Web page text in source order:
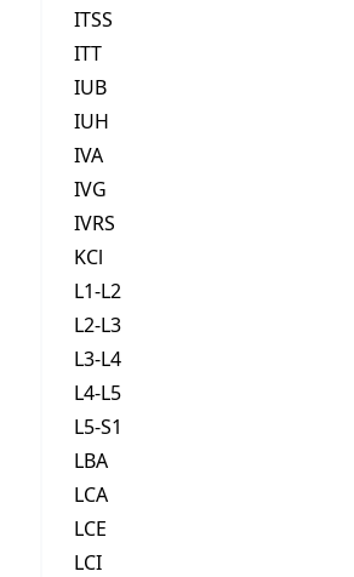
ITSS
ITT
IUB
IUH
IVA
IVG
IVRS
KCl
L1-L2
L2-L3
L3-L4
L4-L5
L5-S1
LBA
LCA
LCE
LCI